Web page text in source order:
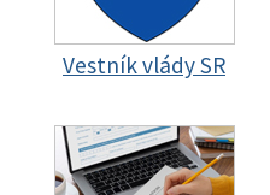
Vestník vlády SR